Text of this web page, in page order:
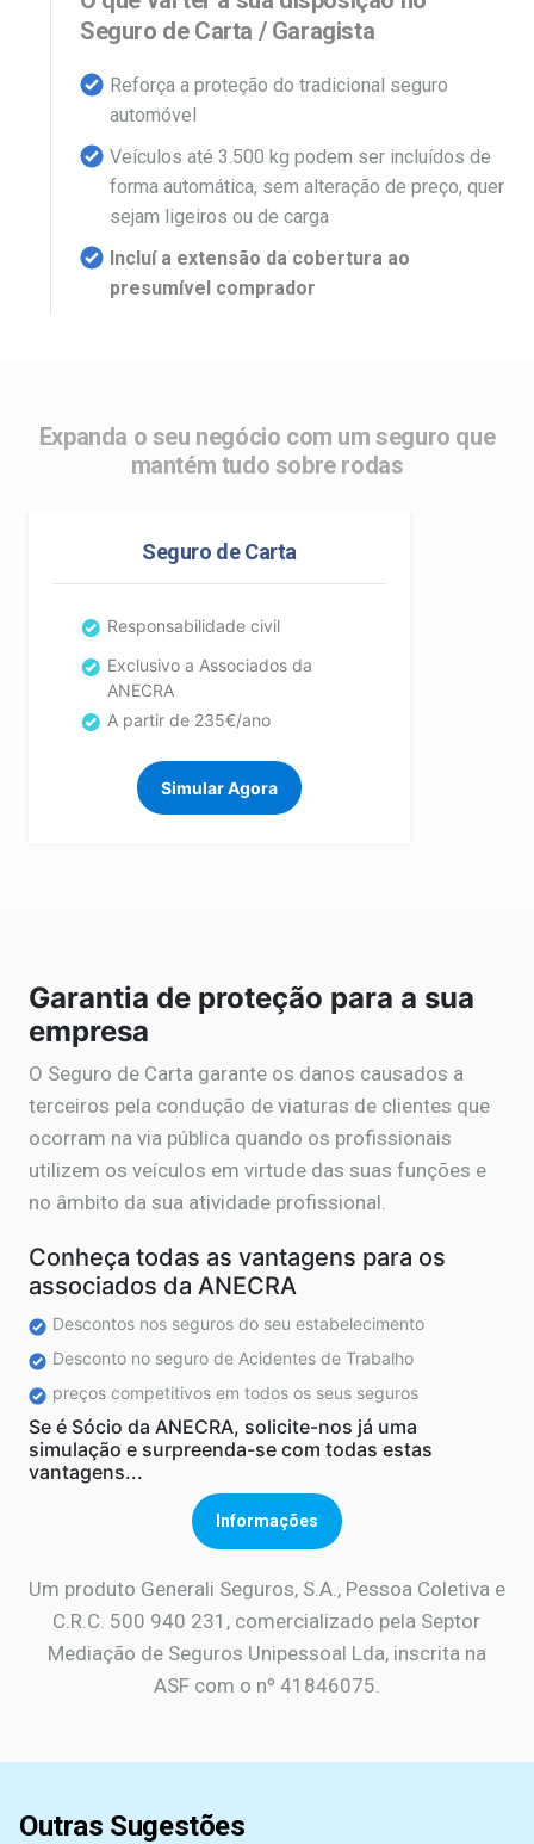
Seguro de Carta / Garagista
Reforça a proteção do tradicional seguro
automóvel
Veículos até 3.500 kg podem ser incluídos de
forma automática, sem alteração de preço, quer
sejam ligeiros ou de carga
Incluí a extensão da cobertura ao
presumível comprador
Expanda o seu negócio com um seguro que
mantém tudo sobre rodas
Seguro de Carta
Responsabilidade civil
Exclusivo a Associados da
ANECRA
A partir de 235€/ano
Simular Agora
Garantia de proteção para a sua
empresa
O Seguro de Carta garante os danos causados a
terceiros pela condução de viaturas de clientes que
ocorram na via pública quando os profissionais
utilizem os veículos em virtude das suas funções e
no âmbito da sua atividade profissional.
Conheça todas as vantagens para os
associados da ANECRA
Descontos nos seguros do seu estabelecimento
Desconto no seguro de Acidentes de Trabalho
preços competitivos em todos os seus seguros
Se é Sócio da ANECRA, solicite-nos já uma
simulação e surpreenda-se com todas estas
vantagens...
Informações
Um produto Generali Seguros, S.A., Pessoa Coletiva e
C.R.C. 500 940 231, comercializado pela Septor
Mediação de Seguros Unipessoal Lda, inscrita na
ASF com o nº 41846075.
Outras Sugestões